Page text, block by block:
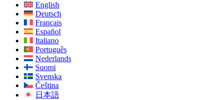
English
Deutsch
Français
Español
Italiano
Português
Nederlands
Suomi
Svenska
Čeština
日本語